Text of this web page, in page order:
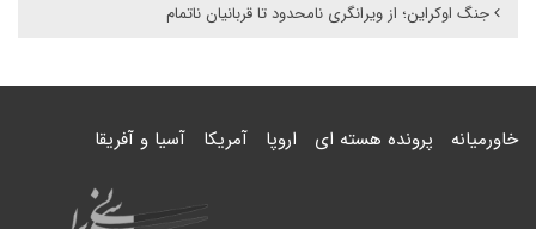
جنگ اوکراین؛ از ویرانگری نامحدود تا قربانیان ناتمام
خاورمیانه پرونده هسته ای اروپا آمریکا آسیا و آفریقا